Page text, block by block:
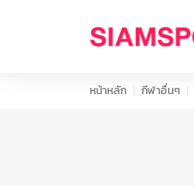
หน้าหลัก กีฬาอื่นๆ